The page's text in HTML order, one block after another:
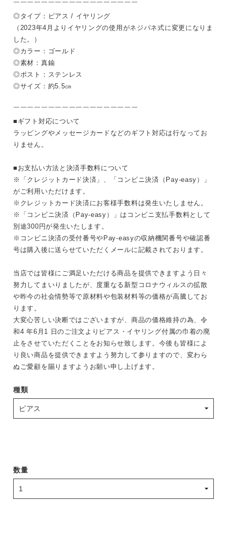
￣￣￣￣￣￣￣￣￣￣￣￣￣￣￣￣￣￣
◎タイプ：ピアス / イヤリング
（2023年4月よりイヤリングの使用がネジバネ式に変更になりま
した。）
◎カラー：ゴールド
◎素材：真鍮
◎ポスト：ステンレス
◎サイズ：約5.5㎝
￣￣￣￣￣￣￣￣￣￣￣￣￣￣￣￣￣￣
■ギフト対応について
ラッピングやメッセージカードなどのギフト対応は行なってお
りません。
■お支払い方法と決済手数料について
※「クレジットカード決済」、「コンビニ決済（Pay-easy）」
がご利用いただけます。
※クレジットカード決済にお客様手数料は発生いたしません。
※「コンビニ決済（Pay-easy）」はコンビニ支払手数料として
別途300円が発生いたします。
※コンビニ決済の受付番号やPay-easyの収納機関番号や確認番
号は購入後に送らせていただくメールに記載されております。
当店では皆様にご満足いただける商品を提供できますよう日々
努力してまいりましたが、度重なる新型コロナウィルスの拡散
や昨今の社会情勢等で原材料や包装材料等の価格が高騰してお
ります。
大変心苦しい決断ではございますが、商品の価格維持の為、令
和4 年6月1 日のご注文よりピアス・イヤリング付属の巾着の廃
止をさせていただくことをお知らせ致します。今後も皆様によ
り良い商品を提供できますよう努力して参りますので、変わら
ぬご愛顧を賜りますようお願い申し上げます。
種類
数量